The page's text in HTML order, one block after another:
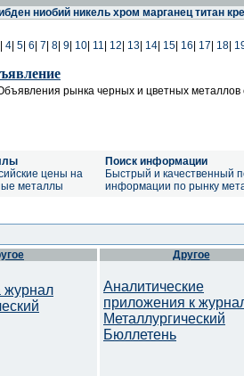
ниобий никель хром марганец титан
4 5 6 7 8 9 10 11 12 13 14 15 16 17 18
рынка черных и цветных
цены на
металлы
Поиск информации
Быстрый и качественный
информации по рынку
журнал
Другое
Аналитические
приложения к
Металлургический
Бюллетень